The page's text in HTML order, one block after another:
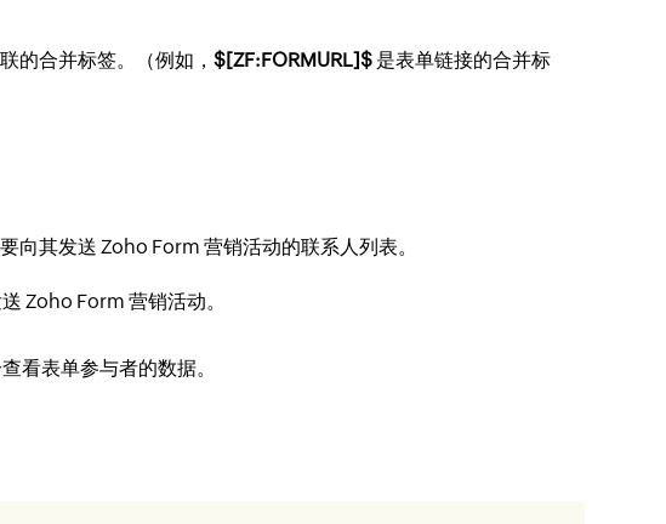
的合并标签。（例如，$[ZF:FORMURL]$ 是表单链接的合并标
向其发送 Zoho Form 营销活动的联系人列表。
Zoho Form 营销活动。
看表单参与者的数据。